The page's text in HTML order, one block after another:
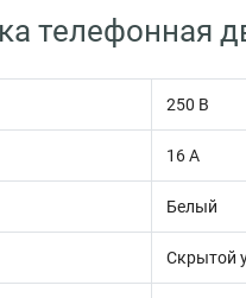
телефонная
250 В
16 А
Белый
Скрытой